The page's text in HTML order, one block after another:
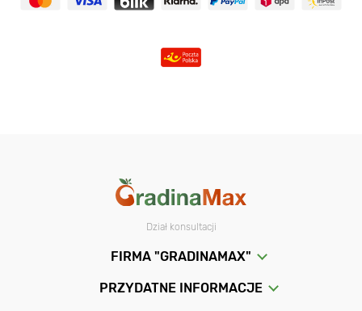
Dział konsultacji
FIRMA "GRADINAMAX"
PRZYDATNE INFORMACJE